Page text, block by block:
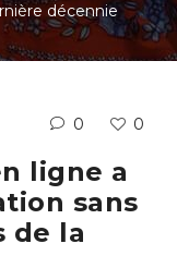
décennie
0 0
ligne a
sans
de la